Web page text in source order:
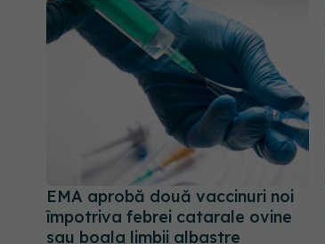
EMA aprobă două vaccinuri noi
împotriva febrei catarale ovine
sau boala limbii albastre